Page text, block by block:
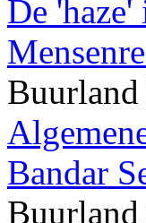
De
Bandar
Buurland